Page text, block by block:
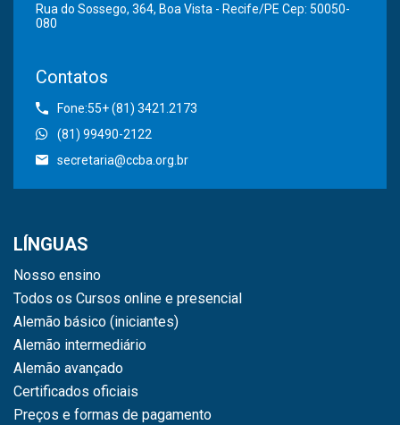
Rua do Sossego, 364, Boa Vista - Recife/PE Cep: 50050-
080
Contatos
Fone:55+ (81) 3421.2173
(81) 99490-2122
secretaria@ccba.org.br
LÍNGUAS
Nosso ensino
Todos os Cursos online e presencial
Alemão básico (iniciantes)
Alemão intermediário
Alemão avançado
Certificados oficiais
Preços e formas de pagamento